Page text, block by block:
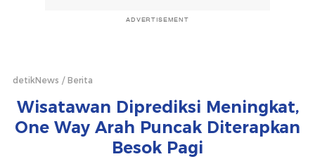
ADVERTISEMENT
detikNews Berita
Wisatawan Diprediksi Meningkat,
One Way Arah Puncak Diterapkan
Besok Pagi